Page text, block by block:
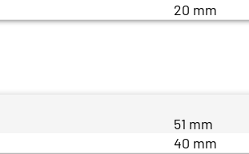
20 mm
51 mm
40 mm